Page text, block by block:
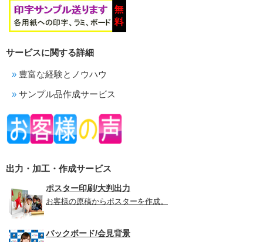
サービスに関する詳細
豊富な経験とノウハウ
サンプル品作成サービス
出力・加工・作成サービス
ポスター印刷/大判出力
お客様の原稿からポスターを作成。
バックボード/会見背景